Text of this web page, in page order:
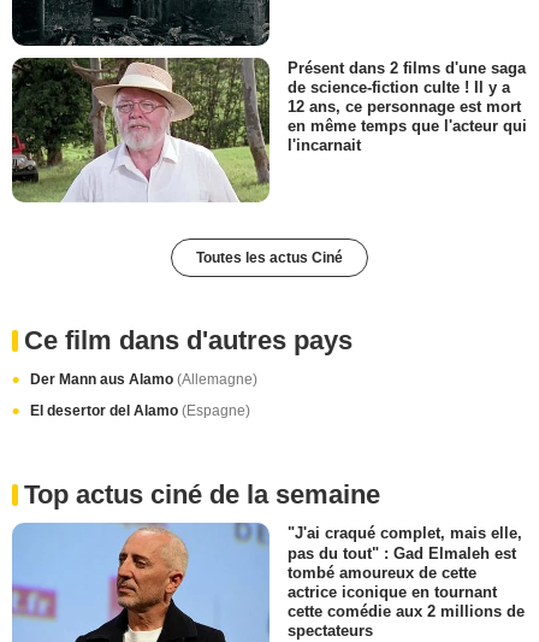
Présent dans 2 films d'une saga
de science-fiction culte ! Il y a
12 ans, ce personnage est mort
en même temps que l'acteur qui
l'incarnait
Toutes les actus Ciné
Ce film dans d'autres pays
Der Mann aus Alamo (Allemagne)
El desertor del Alamo (Espagne)
Top actus ciné de la semaine
"J'ai craqué complet, mais elle,
pas du tout" : Gad Elmaleh est
tombé amoureux de cette
actrice iconique en tournant
cette comédie aux 2 millions de
spectateurs